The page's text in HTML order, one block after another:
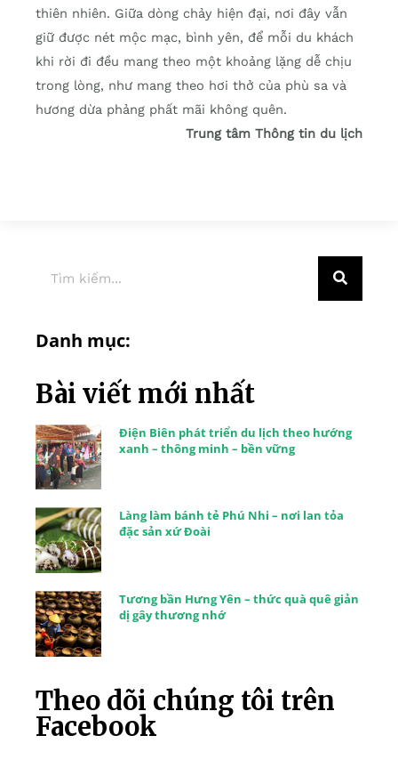
thiên nhiên. Giữa dòng chảy hiện đại, nơi đây vẫn
giữ được nét mộc mạc, bình yên, để mỗi du khách
khi rời đi đều mang theo một khoảng lặng dễ chịu
trong lòng, như mang theo hơi thở của phù sa và
hương dừa phảng phất mãi không quên.
Trung tâm Thông tin du lịch
Danh mục:
Bài viết mới nhất
Điện Biên phát triển du lịch theo hướng
xanh – thông minh – bền vững
Làng làm bánh tẻ Phú Nhi – nơi lan tỏa
đặc sản xứ Đoài
Tương bần Hưng Yên – thức quà quê giản
dị gây thương nhớ
Theo dõi chúng tôi trên
Facebook